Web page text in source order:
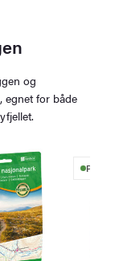
og
egnet for både
På lager